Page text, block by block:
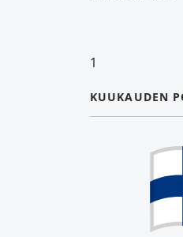
1
KUUKAUDEN